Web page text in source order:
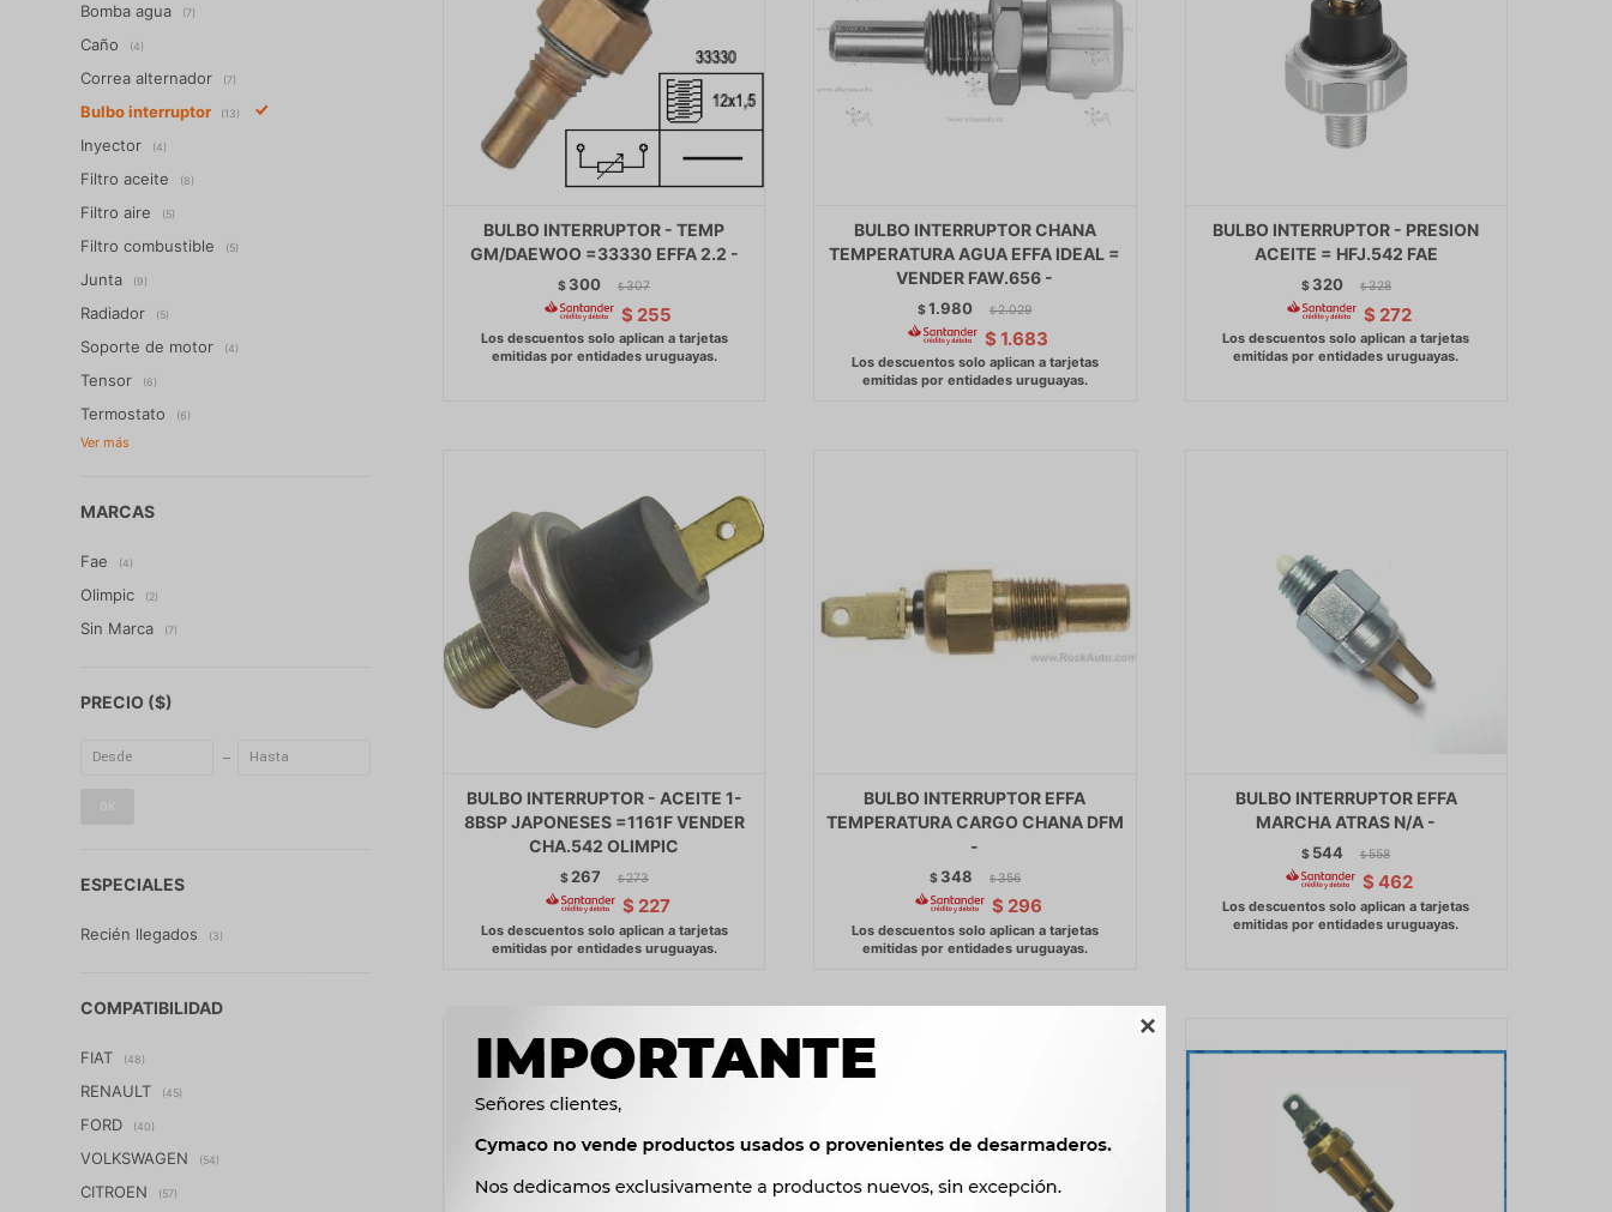

BULBO INTERRUPTOR - TEMP
GM/DAEWOO =33330 EFFA 2.2 -
$ 300 $ 307
$ 255
BULBO INTERRUPTOR CHANA
TEMPERATURA AGUA EFFA IDEAL =
VENDER FAW.656 -
$1.980 $ 2.029
$ 1.683
BULBO INTERRUPTOR - PRESION
ACEITE = HFJ.542 FAE
$ 320 $ 328
$ 272
BULBO INTERRUPTOR - ACEITE 1-
8BSP JAPONESES =1161F VENDER
CHA.542 OLIMPIC
$ 267 $ 273
$ 227
BULBO INTERRUPTOR EFFA
TEMPERATURA CARGO CHANA DFM
-
$ 348 $ 356
$ 296
BULBO INTERRUPTOR EFFA
MARCHA ATRAS N/A -
$ 544 $ 558
$ 462
Bomba agua (7)
Caño (4)
Correa alternador (7)
Bulbo interruptor (13)
Inyector (4)
Filtro aceite (8)
Filtro aire (5)
Filtro combustible (5)
Junta (9)
Radiador (5)
Soporte de motor (4)
Tensor (6)
Termostato (6)
MARCAS
Fae (4)
Olimpic (2)
Sin Marca (7)
PRECIO ($)
ESPECIALES
Recién llegados (3)
COMPATIBILIDAD
FIAT (48)
RENAULT (45)
FORD (40)
VOLKSWAGEN (54)
CITROEN (57)